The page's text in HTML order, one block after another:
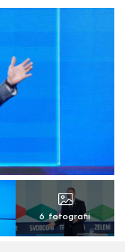
6 fotografií